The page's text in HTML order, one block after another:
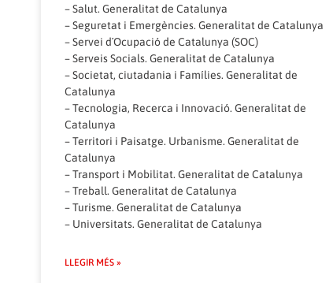
–Salut. Generalitat de Catalunya
–Seguretat i Emergències. Generalitat de Catalunya
–Servei d´Ocupació de Catalunya (SOC)
–Serveis Socials. Generalitat de Catalunya
–Societat, ciutadania i Famílies. Generalitat de
Catalunya
–Tecnologia, Recerca i Innovació. Generalitat de
Catalunya
–Territori i Paisatge. Urbanisme. Generalitat de
Catalunya
–Transport i Mobilitat. Generalitat de Catalunya
–Treball. Generalitat de Catalunya
–Turisme. Generalitat de Catalunya
– Universitats. Generalitat de Catalunya
LLEGIR MÉS »